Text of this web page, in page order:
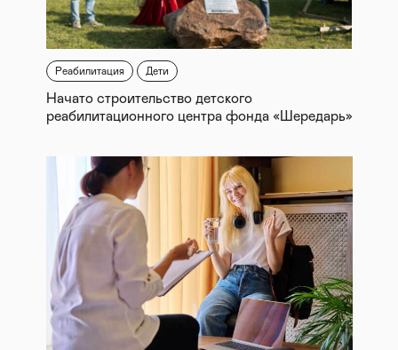
Реабилитация Дети
Начато строительство детского
реабилитационного центра фонда «Шередарь»